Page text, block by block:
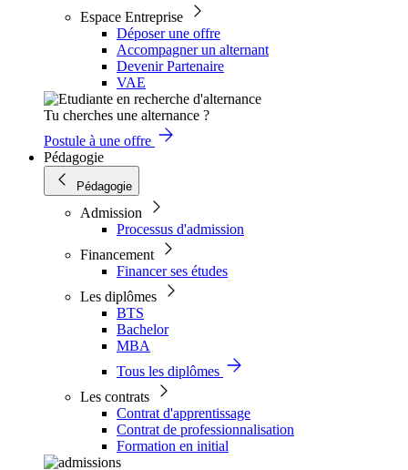
Espace Entreprise
Déposer une offre
Accompagner un alternant
Devenir Partenaire
VAE
Tu cherches une alternance ?
Postule à une offre
Pédagogie
Pédagogie
Admission
Processus d'admission
Financement
Financer ses études
Les diplômes
BTS
Bachelor
MBA
Tous les diplômes
Les contrats
Contrat d'apprentissage
Contrat de professionnalisation
Formation en initial